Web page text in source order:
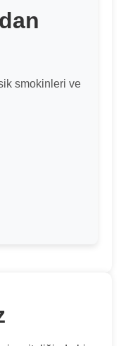
smokinleri ve